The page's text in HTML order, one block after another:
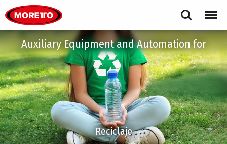
Search Menu
Auxiliary Equipment and Automation for
Reciclaje